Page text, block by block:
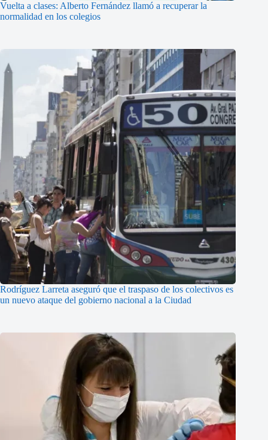
Vuelta a clases: Alberto Fernández llamó a recuperar la
normalidad en los colegios
Rodríguez Larreta aseguró que el traspaso de los colectivos es
un nuevo ataque del gobierno nacional a la Ciudad